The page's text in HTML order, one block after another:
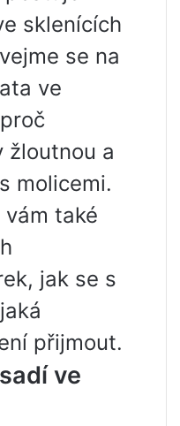
sklenících
se na
ve
žloutnou a
molicemi.
také
jak se s
přijmout.
ve